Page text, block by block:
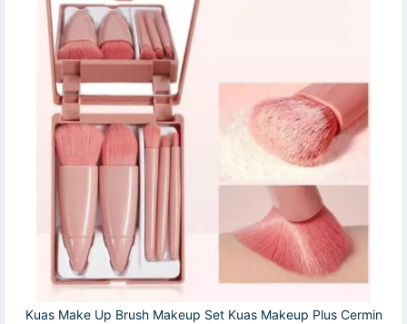
Kuas Make Up Brush Makeup Set Kuas Makeup Plus Cermin